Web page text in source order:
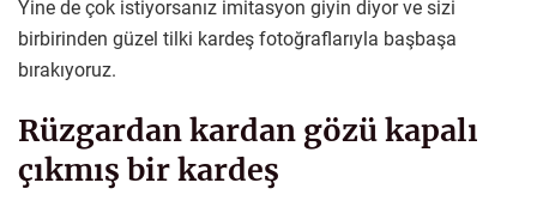
Yine de çok istiyorsanız imitasyon giyin diyor ve sizi
birbirinden güzel tilki kardeş fotoğraflarıyla başbaşa
bırakıyoruz.
Rüzgardan kardan gözü kapalı
çıkmış bir kardeş